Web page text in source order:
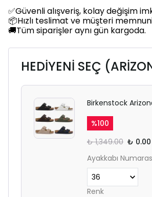
✅Güvenli alışveriş, kolay değişim
📦Hızlı teslimat ve müşteri
🚚Tüm siparişler aynı gün kargoda.
HEDİYENİ SEÇ
Birkenstock
%100
₺ 1,349.00 ₺ 0.00
Ayakkabı
Renk